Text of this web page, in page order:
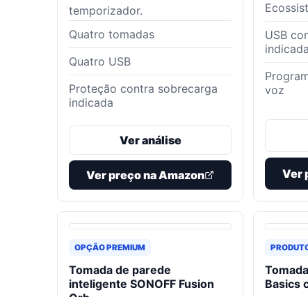
temporizador.
Quatro tomadas
Quatro USB
Proteção contra sobrecarga
indicada
Ver análise
Ver preço na Amazon
USB
indicada
voz
Ver
OPÇÃO PREMIUM
Tomada de parede
inteligente SONOFF Fusion
Basics